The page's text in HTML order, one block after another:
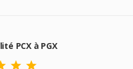
PCX à PGX